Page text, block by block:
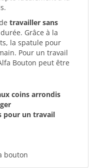
travailler sans
Grâce à la
la spatule pour
Pour un travail
Bouton peut être
coins arrondis
pour un travail
bouton